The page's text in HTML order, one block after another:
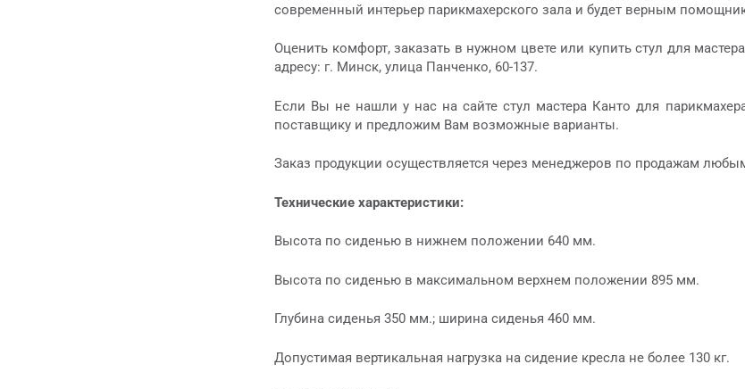
современный интерьер парикмахерского зала и будет верным
Оценить комфорт, заказать в нужном цвете или купить стул для
адресу: г. Минск, улица Панченко, 60-137.
Если Вы не нашли у нас на сайте стул мастера Канто для
поставщику и предложим Вам возможные варианты.
Заказ продукции осуществляется через менеджеров по продажам
Технические характеристики:
Высота по сиденью в нижнем положении 640 мм.
Высота по сиденью в максимальном верхнем положении 895 мм.
Глубина сиденья 350 мм.; ширина сиденья 460 мм.
Допустимая вертикальная нагрузка на сидение кресла не более 130 кг.